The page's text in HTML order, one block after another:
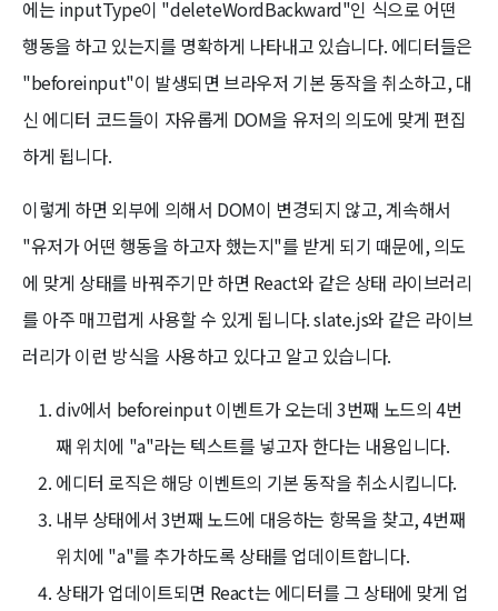
에는 inputType이 "deleteWordBackward"인 식으로 어떤
행동을 하고 있는지를 명확하게 나타내고 있습니다. 에디터들은
"beforeinput"이 발생되면 브라우저 기본 동작을 취소하고, 대
신 에디터 코드들이 자유롭게 DOM을 유저의 의도에 맞게 편집
하게 됩니다.
이렇게 하면 외부에 의해서 DOM이 변경되지 않고, 계속해서
"유저가 어떤 행동을 하고자 했는지"를 받게 되기 때문에, 의도
에 맞게 상태를 바꿔주기만 하면 React와 같은 상태 라이브러리
를 아주 매끄럽게 사용할 수 있게 됩니다. slate.js와 같은 라이브
러리가 이런 방식을 사용하고 있다고 알고 있습니다.
div에서 beforeinput 이벤트가 오는데 3번째 노드의 4번
째 위치에 "a"라는 텍스트를 넣고자 한다는 내용입니다.
에디터 로직은 해당 이벤트의 기본 동작을 취소시킵니다.
내부 상태에서 3번째 노드에 대응하는 항목을 찾고, 4번째
위치에 "a"를 추가하도록 상태를 업데이트합니다.
상태가 업데이트되면 React는 에디터를 그 상태에 맞게 업